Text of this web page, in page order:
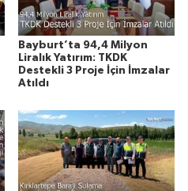
Bayburt’ta 94,4 Milyon
Liralık Yatırım: TKDK
Destekli 3 Proje İçin İmzalar
Atıldı